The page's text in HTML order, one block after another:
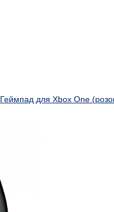
Геймпад для Xbox One